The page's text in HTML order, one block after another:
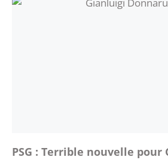
PSG : Terrible nouvelle pour